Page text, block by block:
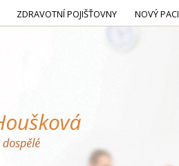
ZDRAVOTNÍ POJIŠŤOVNY NOVÝ